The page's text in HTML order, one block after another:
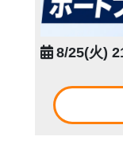
8/25(火)